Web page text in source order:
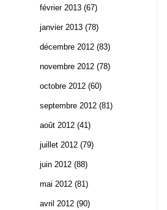
février 2013 (67)
janvier 2013 (78)
décembre 2012 (83)
novembre 2012 (78)
octobre 2012 (60)
septembre 2012 (81)
août 2012 (41)
juillet 2012 (79)
juin 2012 (88)
mai 2012 (81)
avril 2012 (90)